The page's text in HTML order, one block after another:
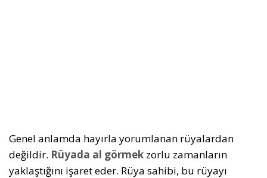
Genel anlamda hayırla yorumlanan rüyalardan
değildir. Rüyada al görmek zorlu zamanların
yaklaştığını işaret eder. Rüya sahibi, bu rüyayı